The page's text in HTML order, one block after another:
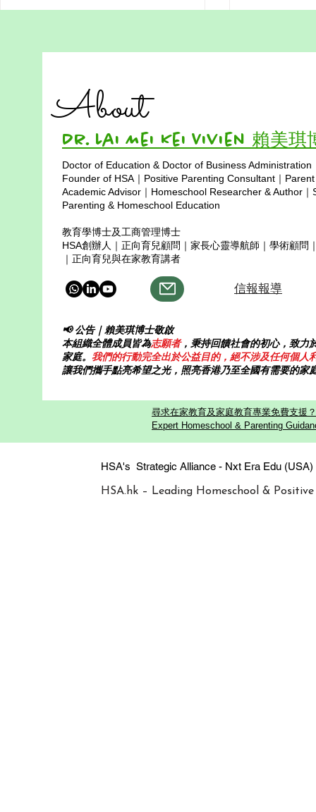
Parenting
commanding my child, won’t they
become lazy or unmotivated.”
This fear is understandable. Many
of us grew up in Chinese systems
where obedience was praised,
independen
Meenakshi
extend our
your
American
knowledge
Homeschool
Copyright ©
About
Dr. Lai Mei Kei Vivien 賴美琪
Doctor of Education & Doctor of Business Administration
Founder of HSA｜Positive Parenting Consultant｜
Academic Advisor｜Homeschool Researcher & Author
Parenting & Homeschool Education
教育學博士及工商管理博士
HSA創辦人｜正向育兒顧問｜家長心靈導航師｜學術顧問
｜正向育兒與在家教育講者
信報報導
📢 公告｜賴美琪博士敬啟
本組織全體成員皆為志願者，秉持回饋社會的初心，致力
家庭。 我們的行動完全出於公益目的，絕不涉及任何個人
讓我們攜手點亮希望之光，照亮香港乃至全國有需要的家
尋求在家教育及家庭教育專業免費支援
Expert Homeschool & Parenting
HSA's Strategic Alliance - Nxt Era Edu
HSA.hk – Leading Homeschool &